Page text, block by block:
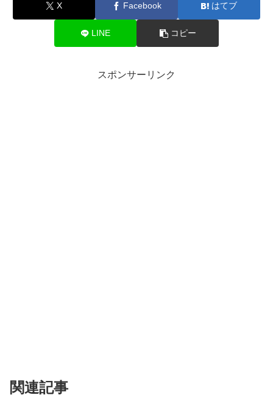
X Facebook はてブ
LINE コピー
スポンサーリンク
関連記事